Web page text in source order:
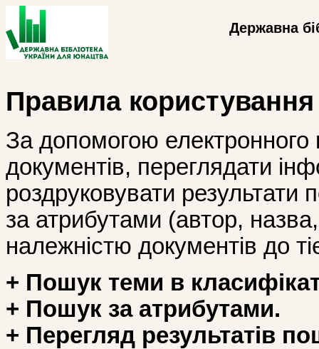
Державна
Правила
За допомогою
документів, переглядати
роздруковувати
за атрибутами (автор, назва,
належністю документів до
+ Пошук теми в
+ Пошук за атрибутами.
+ Перегляд результатів